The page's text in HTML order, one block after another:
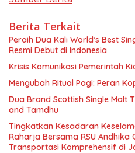
Berita Terkait
Peraih Dua Kali World’s Best
Resmi Debut di Indonesia
Krisis Komunikasi Pemerintah
Mengubah Ritual Pagi: Peran
Dua Brand Scottish Single Malt
and Tamdhu
Tingkatkan Kesadaran
Raharja Bersama RSU Andhika
Transportasi Komprehensif di